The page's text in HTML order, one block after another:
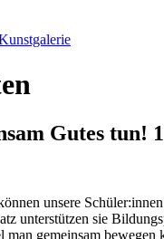
Gutes tun!
unsere
unterstützen sie
gemeinsam